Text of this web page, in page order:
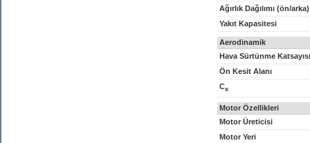
Ağırlık Dağılımı (ön/arka)
Yakıt Kapasitesi
Aerodinamik
Hava Sürtünme Katsayısı
Ön Kesit Alanı
Cx
Motor Özellikleri
Motor Üreticisi
Motor Yeri